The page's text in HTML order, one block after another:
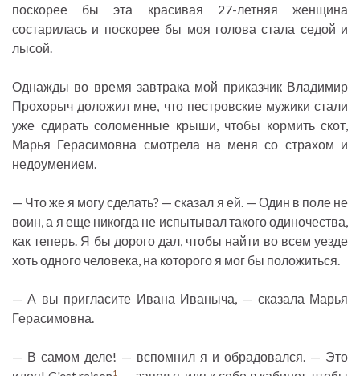
поскорее бы эта красивая 27-летняя женщина
состарилась и поскорее бы моя голова стала седой и
лысой.
Однажды во время завтрака мой приказчик Владимир
Прохорыч доложил мне, что пестровские мужики стали
уже сдирать соломенные крыши, чтобы кормить скот,
Марья Герасимовна смотрела на меня со страхом и
недоумением.
— Что же я могу сделать? — сказал я ей. — Один в поле не
воин, а я еще никогда не испытывал такого одиночества,
как теперь. Я бы дорого дал, чтобы найти во всем уезде
хоть одного человека, на которого я мог бы положиться.
— А вы пригласите Ивана Иваныча, — сказала Марья
Герасимовна.
— В самом деле! — вспомнил я и обрадовался. — Это
1